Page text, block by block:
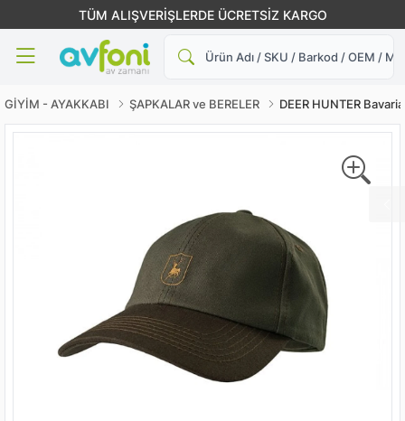
TÜM ALIŞVERİŞLERDE ÜCRETSİZ KARGO
GİYİM - AYAKKABI ŞAPKALAR ve BERELER DEER HUNTER